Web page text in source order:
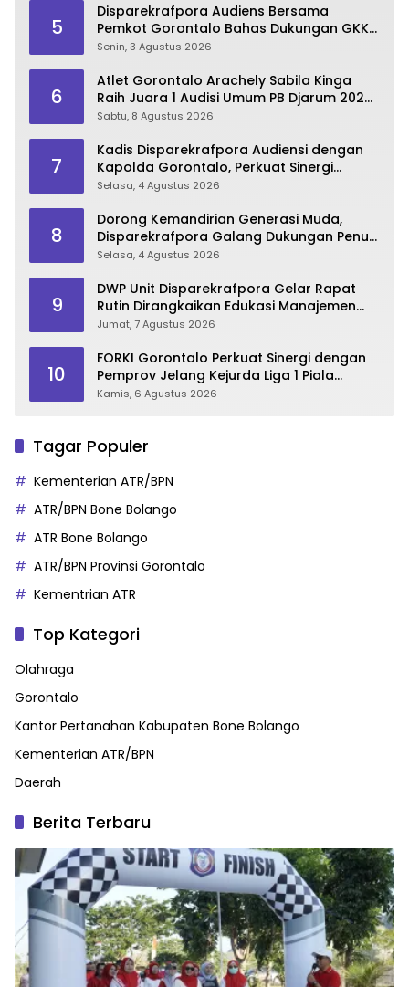
5
Disparekrafpora Audiens Bersama
Pemkot Gorontalo Bahas Dukungan GKK
2026
Senin, 3 Agustus 2026
6
Atlet Gorontalo Arachely Sabila Kinga
Raih Juara 1 Audisi Umum PB Djarum 2026
di Makassar
Sabtu, 8 Agustus 2026
7
Kadis Disparekrafpora Audiensi dengan
Kapolda Gorontalo, Perkuat Sinergi
Sukseskan Gorontalo Karnaval Karawo
Selasa, 4 Agustus 2026
8
Dorong Kemandirian Generasi Muda,
Disparekrafpora Galang Dukungan Penuh
Para Aleg Deprov
Selasa, 4 Agustus 2026
9
DWP Unit Disparekrafpora Gelar Rapat
Rutin Dirangkaikan Edukasi Manajemen
Stres
Jumat, 7 Agustus 2026
10
FORKI Gorontalo Perkuat Sinergi dengan
Pemprov Jelang Kejurda Liga 1 Piala
Gubernur 2026
Kamis, 6 Agustus 2026
Tagar Populer
Kementerian ATR/BPN
ATR/BPN Bone Bolango
ATR Bone Bolango
ATR/BPN Provinsi Gorontalo
Kementrian ATR
Top Kategori
Olahraga
Gorontalo
Kantor Pertanahan Kabupaten Bone Bolango
Kementerian ATR/BPN
Daerah
Berita Terbaru